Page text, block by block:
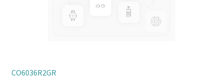
CO6036R2GR